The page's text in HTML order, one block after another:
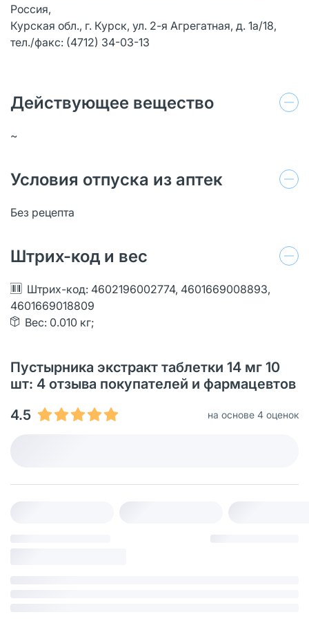
Россия,
Курская обл., г. Курск, ул. 2-я Агрегатная, д. 1а/18,
тел./факс: (4712) 34-03-13
Действующее вещество
~
Условия отпуска из аптек
Без рецепта
Штрих-код и вес
Штрих-код: 4602196002774, 4601669008893,
4601669018809
Вес: 0.010 кг;
Пустырника экстракт таблетки 14 мг 10
шт: 4 отзыва покупателей и фармацевтов
4.5
на основе 4 оценок